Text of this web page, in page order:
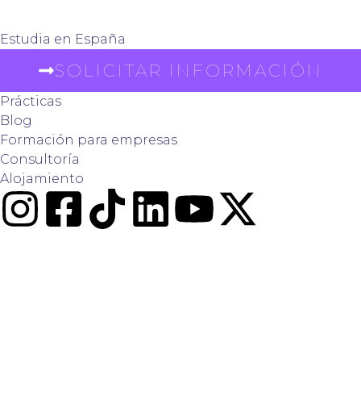
Estudia en España
SOLICITAR INFORMACIÓN
Prácticas
Blog
Formación para empresas
Consultoría
Alojamiento